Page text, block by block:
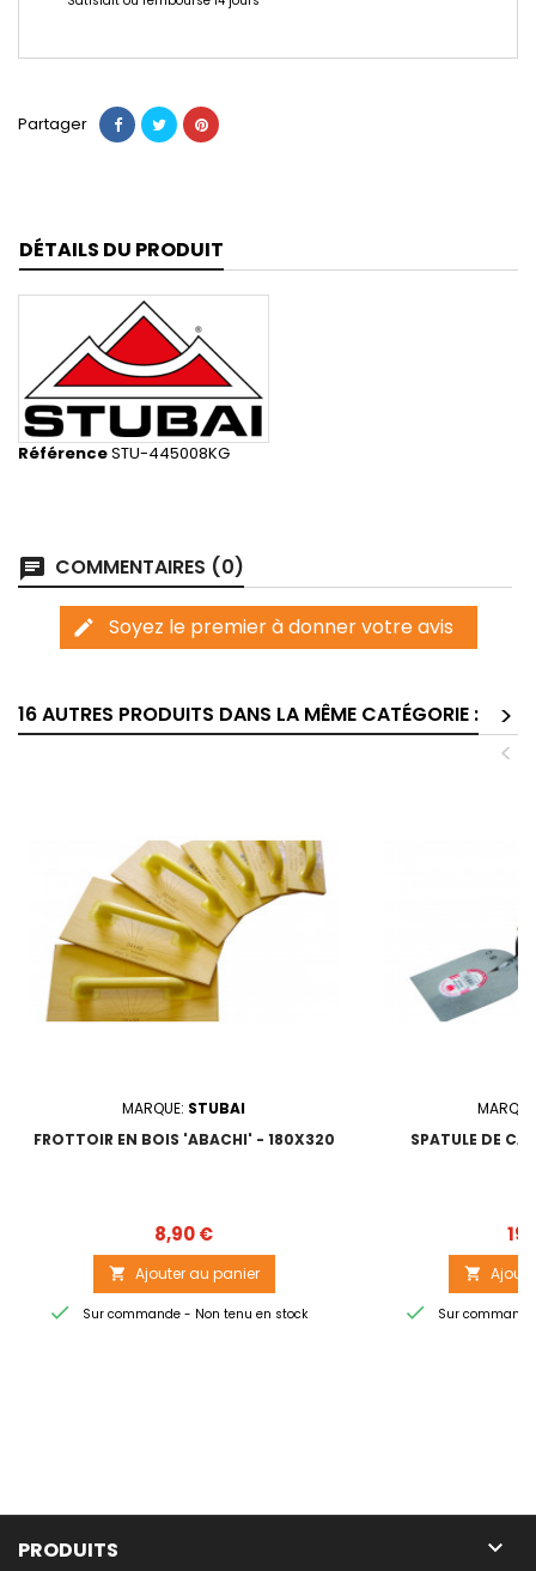
Partager
DÉTAILS DU PRODUIT
RéférenceSTU-445008KG
chat COMMENTAIRES (0)
edit Soyez le premier à donner votre avis
16 AUTRES PRODUITS DANS LA MÊME CATÉGORIE :
>
<
MARQUE: STUBAI
FROTTOIR EN BOIS 'ABACHI' - 180X320
Prix
8,90 €
 Ajouter au panier
 Sur commande - Non tenu en stock
SPATULE DE

 Sur
PRODUITS 